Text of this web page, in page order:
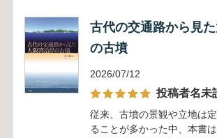
古代の交通路から見
の古墳
2026/07/12
投稿者名未
従来、古墳の景観や立地は
ることが多かった中、本書